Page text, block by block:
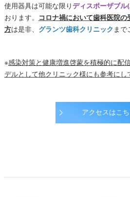
使用器具は可能な限りディスポーザブ
おります。 コロナ禍において歯科医院
方は是非、 グランツ歯科クリニックまで
※感染対策と健康増進啓蒙を積極的に配
デルとして他クリニック様にも参考に
アクセスはこ